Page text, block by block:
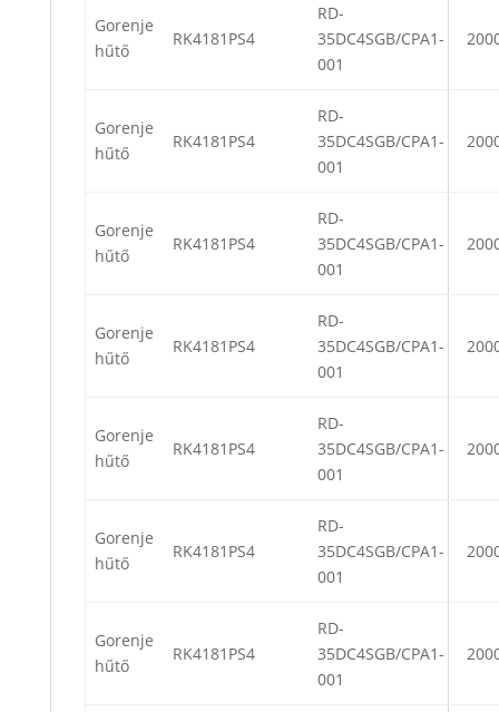
Gorenje
hűtő
RK4181PS4
RD-
35DC4SGB/CPA1-
001
Gorenje
hűtő
RK4181PS4
RD-
35DC4SGB/CPA1-
001
Gorenje
hűtő
RK4181PS4
RD-
35DC4SGB/CPA1-
001
Gorenje
hűtő
RK4181PS4
RD-
35DC4SGB/CPA1-
001
Gorenje
hűtő
RK4181PS4
RD-
35DC4SGB/CPA1-
001
Gorenje
hűtő
RK4181PS4
RD-
35DC4SGB/CPA1-
001
Gorenje
hűtő
RK4181PS4
RD-
35DC4SGB/CPA1-
001